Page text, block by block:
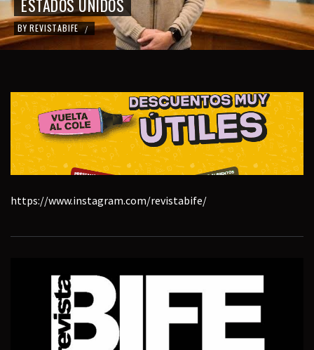
ESTADOS UNIDOS
BY REVISTABIFE /
https://www.instagram.com/revistabife/